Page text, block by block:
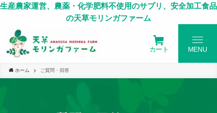
生産農家運営、農薬・化学肥料不使用のサプリ、安全加工食品
の天草モリンガファーム
カート MENU
ホーム ご質問・回答